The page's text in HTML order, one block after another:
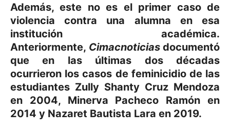
Además, este no es el primer caso de
violencia contra una alumna en esa
institución académica.
Anteriormente, Cimacnoticias documentó
que en las últimas dos décadas
ocurrieron los casos de feminicidio de las
estudiantes Zully Shanty Cruz Mendoza
en 2004, Minerva Pacheco Ramón en
2014 y Nazaret Bautista Lara en 2019.